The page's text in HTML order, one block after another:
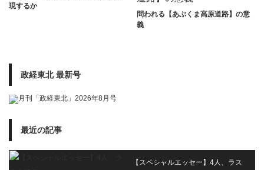
現するか
問われる【あぶくま高原道路】の意
義
政経東北 最新号
最近の記事
【スペシャルエッセー】4人、ラス